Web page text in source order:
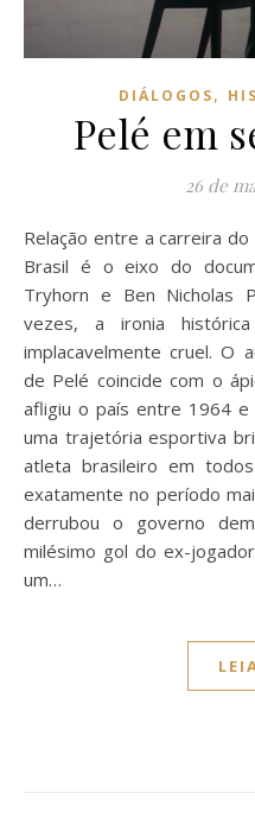
DIÁLOGOS,
Pelé em
26 de
Relação entre a carreira do mito do futebol e a história do
Brasil é o eixo do
Tryhorn e Ben Nicholas
vezes, a ironia
implacavelmente cruel. O
de Pelé coincide com o
afligiu o país entre 1964 e
uma trajetória esportiva
atleta brasileiro em
exatamente no período
derrubou o governo
milésimo gol do ex-
um…